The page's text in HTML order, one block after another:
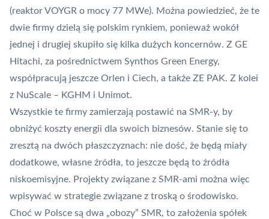
(reaktor VOYGR o mocy 77 MWe). Można powiedzieć, że te
dwie firmy dzielą się polskim rynkiem, ponieważ wokół
jednej i drugiej skupiło się kilka dużych koncernów. Z GE
Hitachi, za pośrednictwem Synthos Green Energy,
współpracują jeszcze Orlen i Ciech, a także ZE PAK. Z kolei
z NuScale – KGHM i Unimot.
Wszystkie te firmy zamierzają postawić na SMR-y, by
obniżyć koszty energii dla swoich biznesów. Stanie się to
zresztą na dwóch płaszczyznach: nie dość, że będą miały
dodatkowe, własne źródła, to jeszcze będą to źródła
niskoemisyjne. Projekty związane z SMR-ami można więc
wpisywać w strategie związane z troską o środowisko.
Choć w Polsce są dwa „obozy” SMR, to założenia spółek